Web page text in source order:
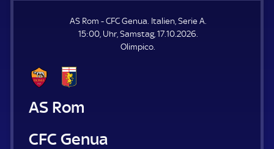
AS Rom - CFC Genua. Italien, Serie A.
15:00, Uhr, Samstag, 17.10.2026.
Olimpico.
AS Rom
CFC Genua